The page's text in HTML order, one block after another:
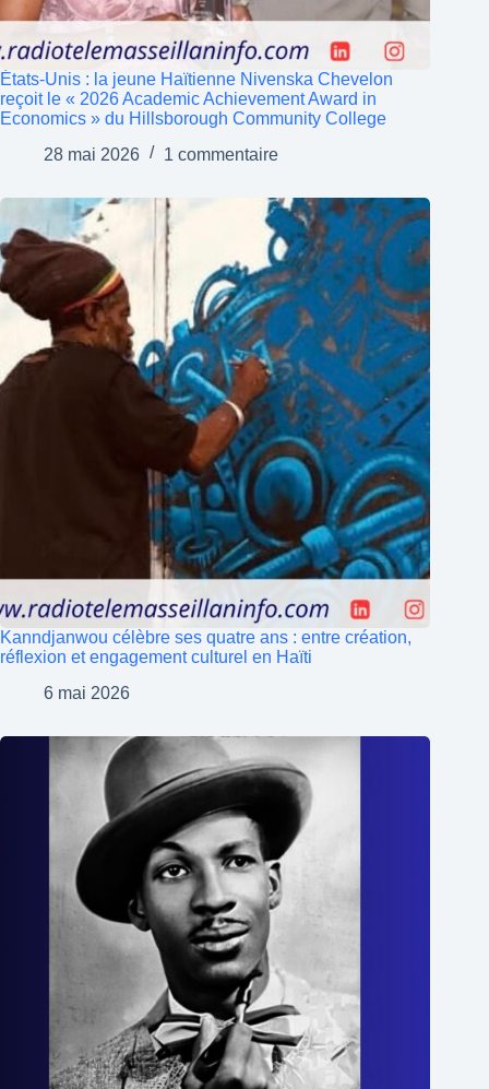
États-Unis : la jeune Haïtienne Nivenska Chevelon
reçoit le « 2026 Academic Achievement Award in
Economics » du Hillsborough Community College
28 mai 2026
1 commentaire
Kanndjanwou célèbre ses quatre ans : entre création,
réflexion et engagement culturel en Haïti
6 mai 2026